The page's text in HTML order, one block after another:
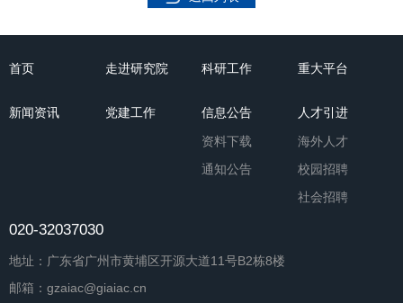
首页 走进研究院 科研工作 重大平台
新闻资讯 党建工作 信息公告
资料下载
通知公告
人才引进
海外人才
校园招聘
社会招聘
020-32037030
地址：广东省广州市黄埔区开源大道11号B2栋8楼
邮箱：gzaiac@giaiac.cn